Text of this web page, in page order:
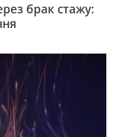
брак стажу: